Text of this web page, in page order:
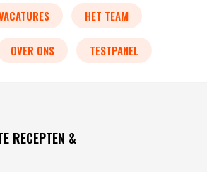
HET TEAM
OVER ONS TESTPANEL
RECEPTEN &